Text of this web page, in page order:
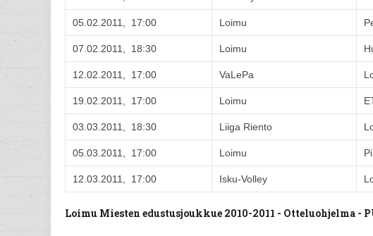
05.02.2011, 17:00 Loimu
07.02.2011, 18:30 Loimu
12.02.2011, 17:00 VaLePa
19.02.2011, 17:00 Loimu
03.03.2011, 18:30 Liiga Riento
05.03.2011, 17:00 Loimu
12.03.2011, 17:00 Isku-Volley
Loimu Miesten edustusjoukkue 2010-2011 - Otteluohjelma -